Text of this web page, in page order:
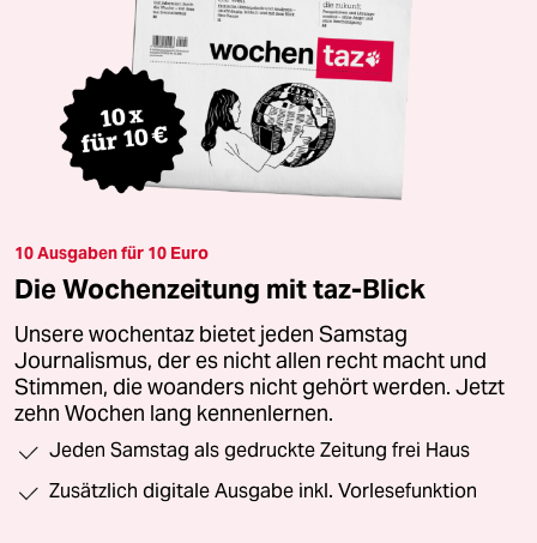
10 Ausgaben für 10 Euro
Die Wochenzeitung mit taz-Blick
Unsere wochentaz bietet jeden Samstag
Journalismus, der es nicht allen recht macht und
Stimmen, die woanders nicht gehört werden. Jetzt
zehn Wochen lang kennenlernen.
Jeden Samstag als gedruckte Zeitung frei Haus
Zusätzlich digitale Ausgabe inkl. Vorlesefunktion